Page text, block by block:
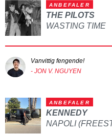
ANBEFALER
THE PILOTS
WASTING TIME
Vanvittig fengende!
- JON V. NGUYEN
ANBEFALER
KENNEDY